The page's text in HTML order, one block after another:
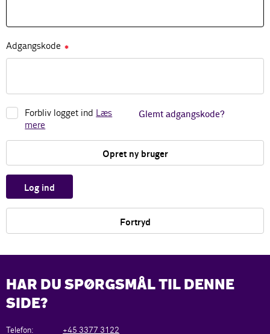
Adgangskode ✱
Forbliv logget ind Læs
mere
Glemt adgangskode?
Opret ny bruger
Log ind
Fortryd
HAR DU SPØRGSMÅL TIL DENNE
SIDE?
Telefon: +45 3377 3122